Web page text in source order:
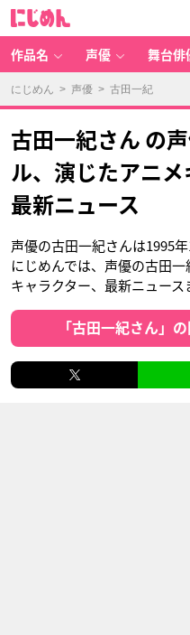
作品名 声優 舞台俳
にじめん > 声優 > 古田一紀
古田一紀さん の
ル、演じたアニメ
最新ニュース
声優の古田一紀さんは1995
にじめんでは、声優の古田
キャラクター、最新ニュース
「古田一紀さん」